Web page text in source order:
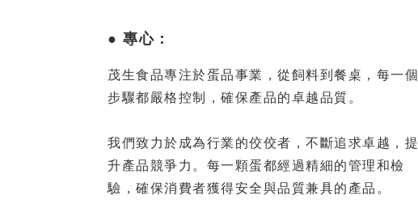
● 專心：
茂生食品專注於蛋品事業，從飼料到餐桌，每一個
步驟都嚴格控制，確保產品的卓越品質。
我們致力於成為行業的佼佼者，不斷追求卓越，提
升產品競爭力。每一顆蛋都經過精細的管理和檢
驗，確保消費者獲得安全與品質兼具的產品。